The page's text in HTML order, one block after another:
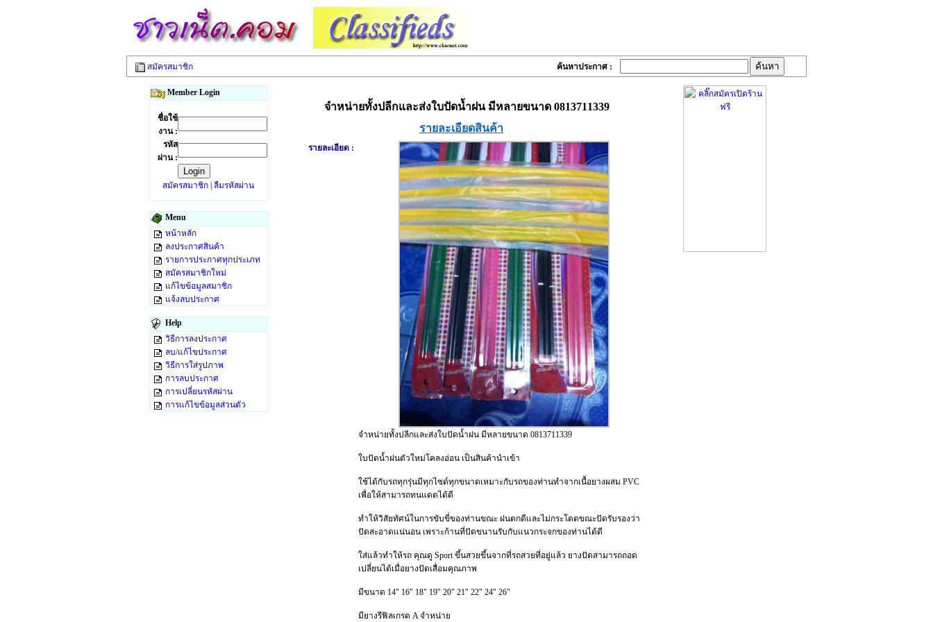
สมัครสมาชิก ค้นหาประกาศ :
Member Login
ชื่อใช้
งาน :
รหัส
ผ่าน :
สมัครสมาชิก ลืมรหัสผ่าน
Menu
หน้าหลัก
ลงประกาศสินค้า
รายการประกาศทุกประเภท
สมัครสมาชิกใหม่
แก้ไขข้อมูลสมาชิก
แจ้งลบประกาศ
Help
วิธีการลงประกาศ
ลบ/แก้ไขประกาศ
วิธีการใส่รูปภาพ
การลบประกาศ
การเปลี่ยนรหัสผ่าน
การแก้ไขข้อมูลส่วนตัว
จำหน่ายทั้งปลีกและส่งใบปัดน้ำฝน มีหลายขนาด 0813711339
รายละเอียดสินค้า
รายละเอียด :
จำหน่ายทั้งปลีกและส่งใบปัดน้ำฝน มีหลายขนาด 0813711339
ใบปัดน้ำฝนตัวใหม่โคลงอ่อน เป็นสินค้านำเข้า
ใช้ได้กับรถทุกรุ่นมีทุกไซด์ทุกขนาดเหมาะกับรถของท่านทำจากเนื้อยางผสม PVC
เพื่อให้สามารถทนแดดได้ดี
ทำให้วิสัยทัศน์ในการขับขี่ของท่านขณะ ฝนตกดีและไม่กระโดดขณะปัดรับรองว่า
ปัดสะอาดแน่นอน เพราะก้านที่ปัดขนานรับกับแนวกระจกของท่านได้ดี
ใส่แล้วทำให้รถ คุณดู Sport ขึ้นสวยขึ้นจากที่รถสวยที่อยู่แล้ว ยางปัดสามารถถอด
เปลี่ยนได้เมื่อยางปัดเสื่อมคุณภาพ
มีขนาด 14" 16" 18" 19" 20" 21" 22" 24" 26"
มียางรีฟิลเกรด A จำหน่าย